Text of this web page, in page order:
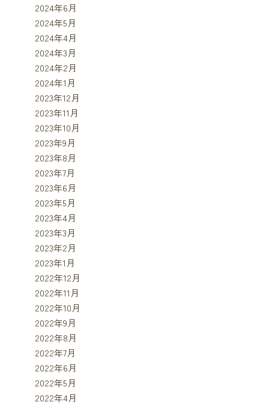
2024年6月
2024年5月
2024年4月
2024年3月
2024年2月
2024年1月
2023年12月
2023年11月
2023年10月
2023年9月
2023年8月
2023年7月
2023年6月
2023年5月
2023年4月
2023年3月
2023年2月
2023年1月
2022年12月
2022年11月
2022年10月
2022年9月
2022年8月
2022年7月
2022年6月
2022年5月
2022年4月